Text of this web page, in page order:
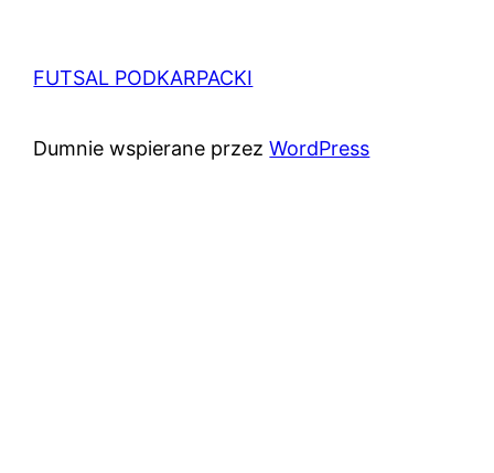
FUTSAL PODKARPACKI
Dumnie wspierane przezWordPress